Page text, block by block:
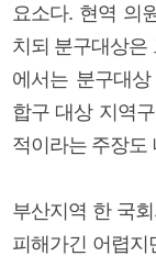
요소다. 현역 의
치되 분구대상은
에서는 분구대
합구 대상 지역
적이라는 주장도
부산지역 한 국
피해가긴 어렵